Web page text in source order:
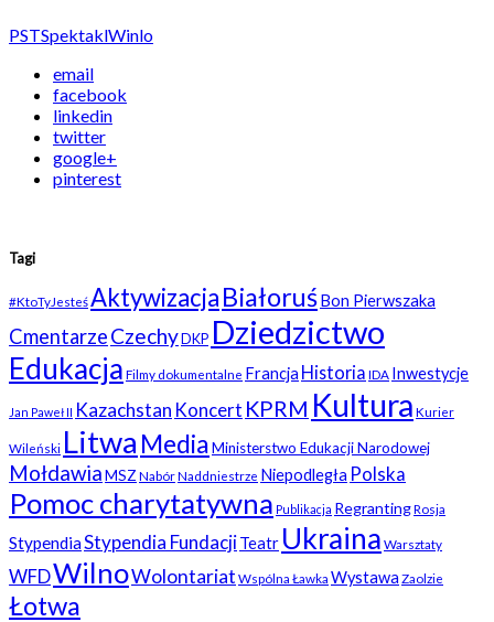
PSTSpektaklWinlo
email
facebook
linkedin
twitter
google+
pinterest
Tagi
#KtoTyJesteśAktywizacjaBiałoruśBon Pierwszaka
CmentarzeCzechyDKP Dziedzictwo
Edukacja Filmy dokumentalne Francja Historia IDA Inwestycje
Jan Paweł II Kazachstan Koncert KPRM Kultura Kurier
Wileński Litwa MediaMinisterstwo Edukacji Narodowej
MołdawiaMSZ NabórNaddniestrze Niepodległa Polska
Pomoc charytatywna Publikacja RegrantingRosja
StypendiaStypendia FundacjiTeatr Ukraina Warsztaty
WFDWilnoWolontariat Wspólna Ławka Wystawa Zaolzie
Łotwa